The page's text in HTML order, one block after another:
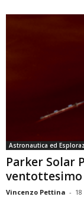
Astronautica ed
Parker Solar
ventottesimo
Vincenzo Pettina -